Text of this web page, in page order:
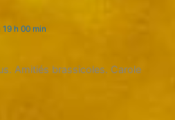
h 00 min
Amitiés brassicoles. Carole